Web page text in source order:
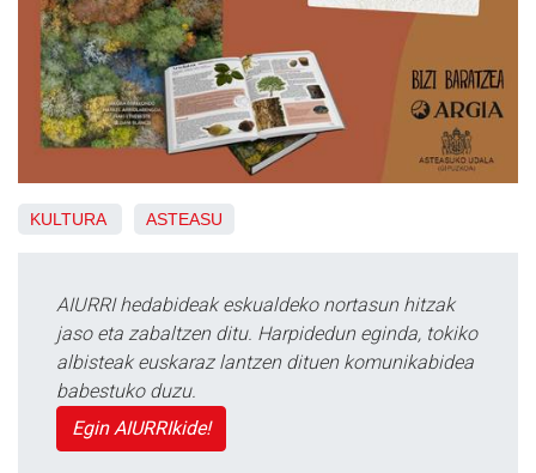
KULTURA ASTEASU
AIURRI hedabideak eskualdeko nortasun hitzak
jaso eta zabaltzen ditu. Harpidedun eginda, tokiko
albisteak euskaraz lantzen dituen komunikabidea
babestuko duzu.
Egin AIURRIkide!